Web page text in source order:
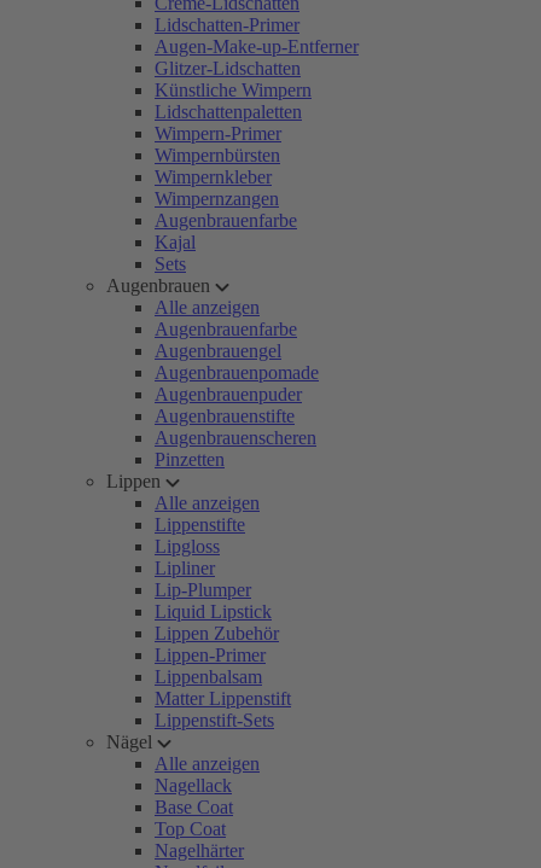
Lidschatten-Primer
Augen-Make-up-Entferner
Glitzer-Lidschatten
Künstliche Wimpern
Lidschattenpaletten
Wimpern-Primer
Wimpernbürsten
Wimpernkleber
Wimpernzangen
Augenbrauenfarbe
Kajal
Sets
Augenbrauen
Alle anzeigen
Augenbrauenfarbe
Augenbrauengel
Augenbrauenpomade
Augenbrauenpuder
Augenbrauenstifte
Augenbrauenscheren
Pinzetten
Lippen
Alle anzeigen
Lippenstifte
Lipgloss
Lipliner
Lip-Plumper
Liquid Lipstick
Lippen Zubehör
Lippen-Primer
Lippenbalsam
Matter Lippenstift
Lippenstift-Sets
Nägel
Alle anzeigen
Nagellack
Base Coat
Top Coat
Nagelhärter